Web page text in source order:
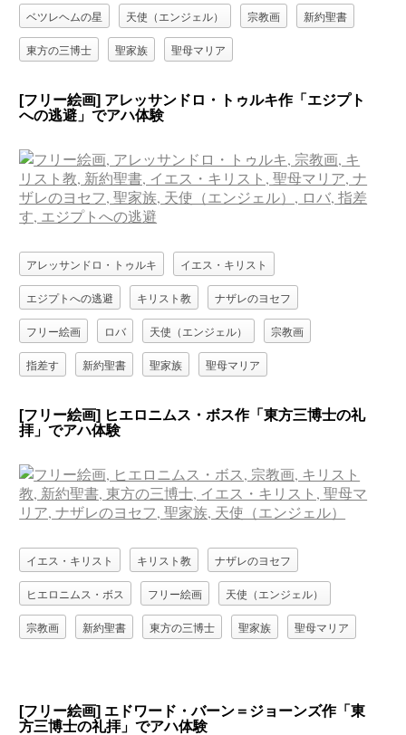
ベツレヘムの星 天使（エンジェル） 宗教画 新約聖書
東方の三博士 聖家族 聖母マリア
[フリー絵画] アレッサンドロ・トゥルキ作「エジプト
への逃避」でアハ体験
アレッサンドロ・トゥルキ イエス・キリスト
エジプトへの逃避 キリスト教 ナザレのヨセフ
フリー絵画 ロバ 天使（エンジェル） 宗教画
指差す 新約聖書 聖家族 聖母マリア
[フリー絵画] ヒエロニムス・ボス作「東方三博士の礼
拝」でアハ体験
イエス・キリスト キリスト教 ナザレのヨセフ
ヒエロニムス・ボス フリー絵画 天使（エンジェル）
宗教画 新約聖書 東方の三博士 聖家族 聖母マリア
[フリー絵画] エドワード・バーン＝ジョーンズ作「東
方三博士の礼拝」でアハ体験